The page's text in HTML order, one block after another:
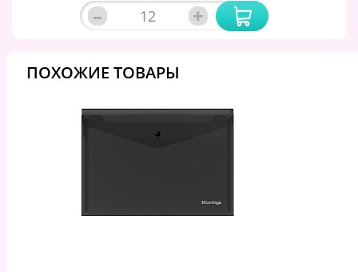
– +
ПОХОЖИЕ ТОВАРЫ